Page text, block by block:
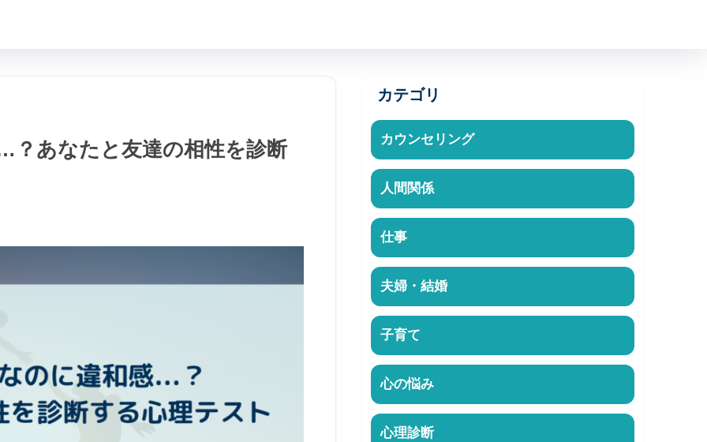
？あなたと友達の相性を診断
カテゴリ
カウンセリング
人間関係
仕事
夫婦・結婚
子育て
心の悩み
心理診断